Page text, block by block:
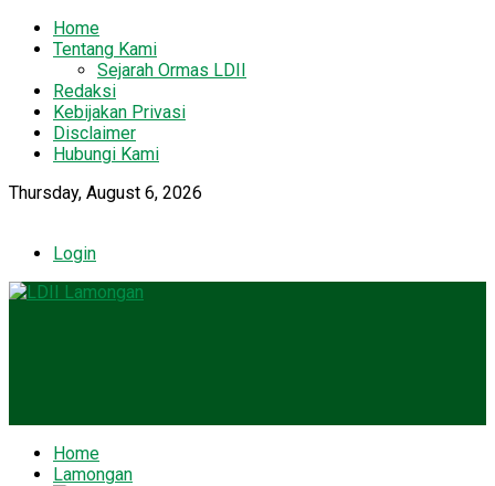
Home
Tentang Kami
Sejarah Ormas LDII
Redaksi
Kebijakan Privasi
Disclaimer
Hubungi Kami
Thursday, August 6, 2026
Login
Home
Lamongan